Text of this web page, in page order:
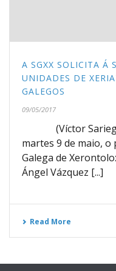
A SGXX SOLICITA Á
UNIDADES DE
GALEGOS
09/05/2017
(Víctor Sariego,
martes 9 de maio, o
Galega de
Ángel Vázquez [...]
Read More